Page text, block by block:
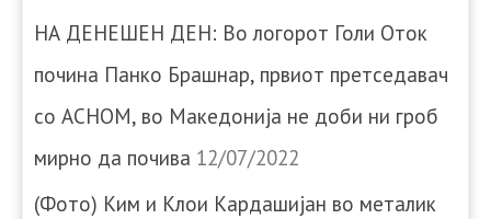
НА ДЕНЕШЕН ДЕН: Во логорот Голи Оток
почина Панко Брашнар, првиот претседавач
со АСНОМ, во Македонија не доби ни гроб
мирно да почива 12/07/2022
(Фото) Ким и Клои Кардашијан во металик